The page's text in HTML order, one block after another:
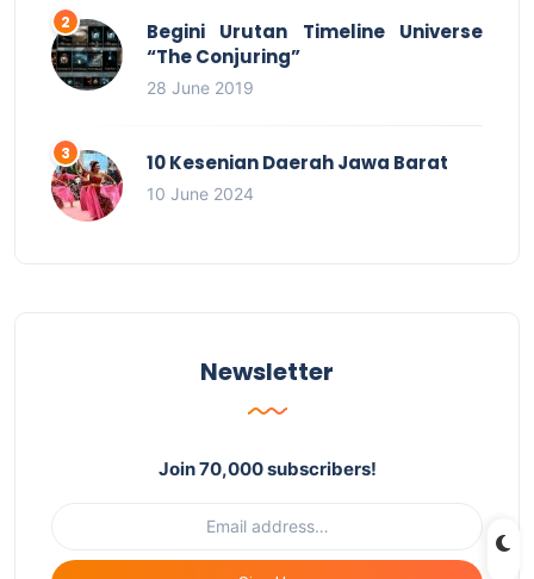
Begini Urutan Timeline Universe
“The Conjuring”
28 June 2019
10 Kesenian Daerah Jawa Barat
10 June 2024
Newsletter
Join 70,000 subscribers!